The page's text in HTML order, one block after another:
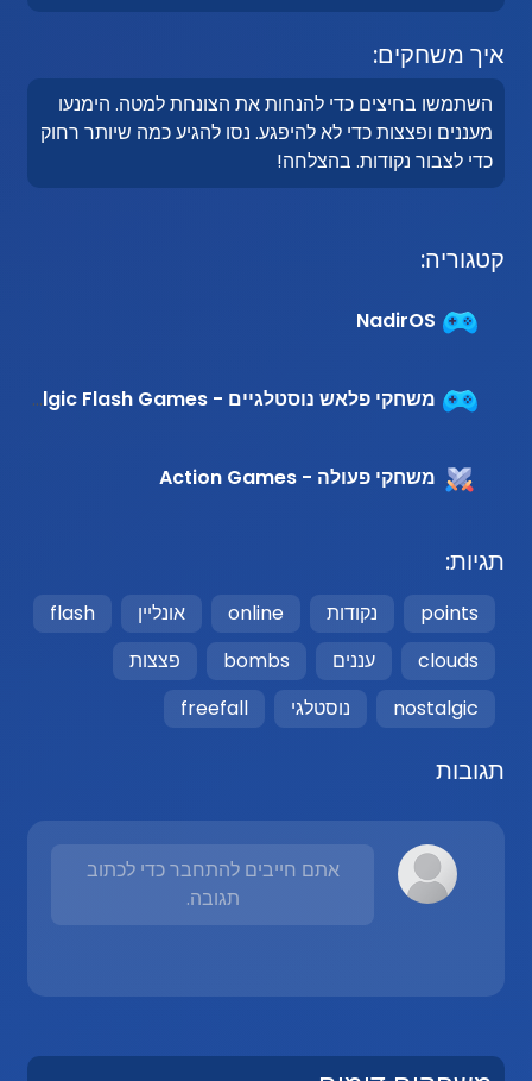
איך משחקים:
השתמשו בחיצים כדי להנחות את הצונחת למטה. הימנעו
מעננים ופצצות כדי לא להיפגע. נסו להגיע כמה שיותר רחוק
כדי לצבור נקודות. בהצלחה!
קטגוריה:
NadirOS
משחקי פלאש נוסטלגיים - Nostalgic Flash Games
משחקי פעולה - Action Games
תגיות:
points נקודות online אונליין
flash
clouds
עננים bombs
פצצות
nostalgic
נוסטלגי freefall
תגובות
אתם חייבים להתחבר כדי לכתוב
תגובה.